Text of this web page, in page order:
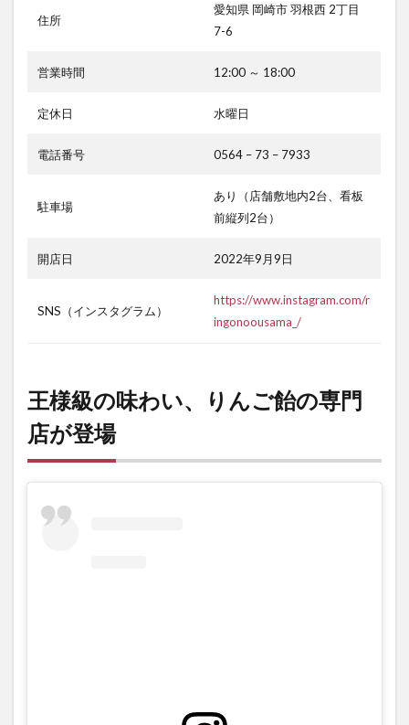
住所
愛知県 岡崎市 羽根西 2丁目
7-6
営業時間 12:00 ～ 18:00
定休日 水曜日
電話番号 0564 – 73 – 7933
駐車場
あり（店舗敷地内2台、看板
前縦列2台）
開店日 2022年9月9日
SNS（インスタグラム）
https://www.instagram.com/r
ingonoousama_/
王様級の味わい、りんご飴の専門
店が登場